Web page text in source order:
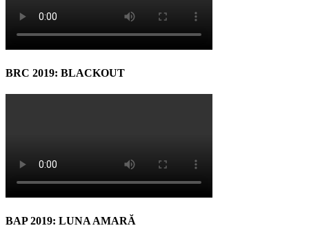
BRC 2019: BLACKOUT
BAP 2019: LUNA AMARĂ